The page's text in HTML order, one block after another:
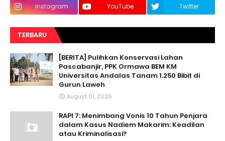
Instagram YouTube Twitter
TERBARU
[BERITA] Pulihkan Konservasi Lahan
Pascabanjir, PPK Ormawa BEM KM
Universitas Andalas Tanam 1.250 Bibit di
Gurun Laweh
August 01, 2026
RAPI 7: Menimbang Vonis 10 Tahun Penjara
dalam Kasus Nadiem Makarim: Keadilan
atau Kriminalisasi?